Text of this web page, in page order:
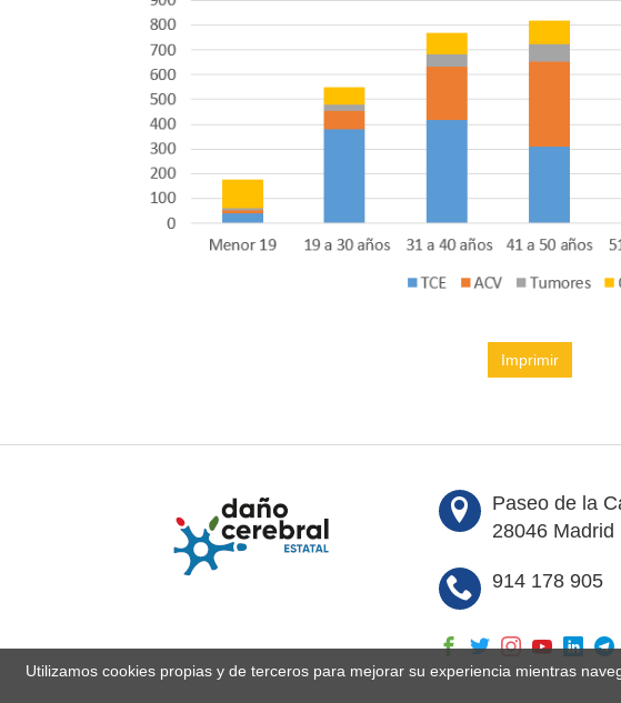
Imprimir
Paseo de la
28046 Madrid
914 178 905
Utilizamos cookies propias y de terceros para mejorar su experiencia mientras